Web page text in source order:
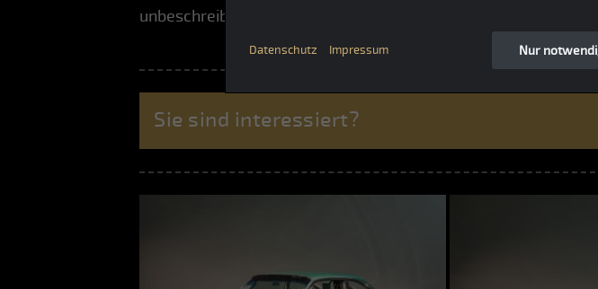
unbeschreiblich, bitte anrufen
Sie sind interessiert?
Nur
Datenschutz Impressum